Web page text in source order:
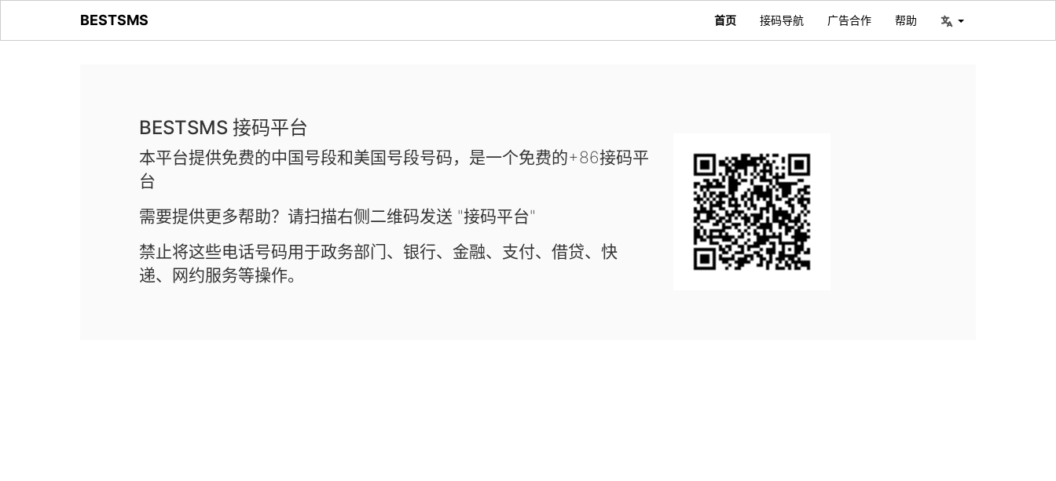
BESTSMS 首页 接码导航 广告合作 帮助
BESTSMS 接码平台
本平台提供免费的中国号段和美国号段号码，是一个免费的+86接码平
台
需要提供更多帮助？请扫描右侧二维码发送 "接码平台"
禁止将这些电话号码用于政务部门、银行、金融、支付、借贷、快
递、网约服务等操作。